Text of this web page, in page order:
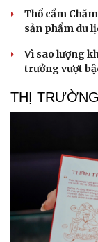
Thổ cẩm
sản phẩm du
Vì sao lượng
trưởng vượt
THỊ TRƯỜNG